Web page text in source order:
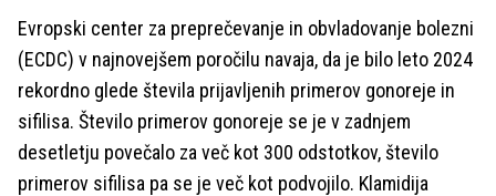
Evropski center za preprečevanje in obvladovanje bolezni
(ECDC) v najnovejšem poročilu navaja, da je bilo leto 2024
rekordno glede števila prijavljenih primerov gonoreje in
sifilisa. Število primerov gonoreje se je v zadnjem
desetletju povečalo za več kot 300 odstotkov, število
primerov sifilisa pa se je več kot podvojilo. Klamidija